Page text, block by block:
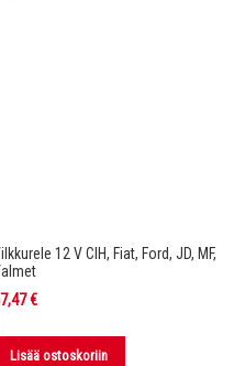
12 V CIH, Fiat, Ford, JD, MF,
€
Lisää ostoskoriin